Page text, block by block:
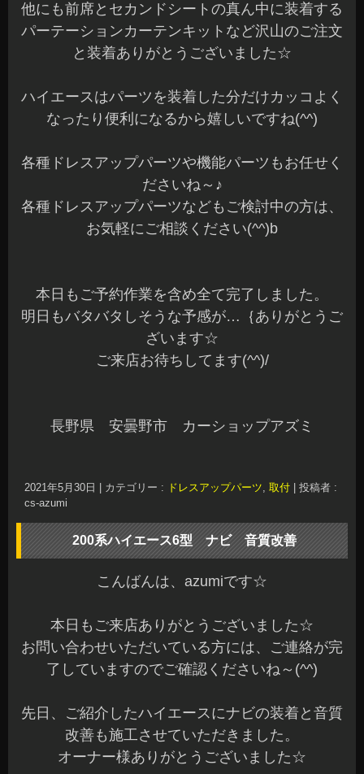
他にも前席とセカンドシートの真ん中に装着する
パーテーションカーテンキットなど沢山のご注文
と装着ありがとうございました☆
ハイエースはパーツを装着した分だけカッコよく
なったり便利になるから嬉しいですね(^^)
各種ドレスアップパーツや機能パーツもお任せく
ださいね～♪
各種ドレスアップパーツなどもご検討中の方は、
お気軽にご相談ください(^^)b
本日もご予約作業を含め全て完了しました。
明日もバタバタしそうな予感が…｛ありがとうご
ざいます☆
ご来店お待ちしてます(^^)/
長野県 安曇野市 カーショップアズミ
2021年5月30日 カテゴリー : ドレスアップパーツ, 取付
投稿者 :
cs-azumi
200系ハイエース6型 ナビ 音質改善
こんばんは、azumiです☆
本日もご来店ありがとうございました☆
お問い合わせいただいている方には、ご連絡が完
了していますのでご確認くださいね～(^^)
先日、ご紹介したハイエースにナビの装着と音質
改善も施工させていただきました。
オーナー様ありがとうございました☆